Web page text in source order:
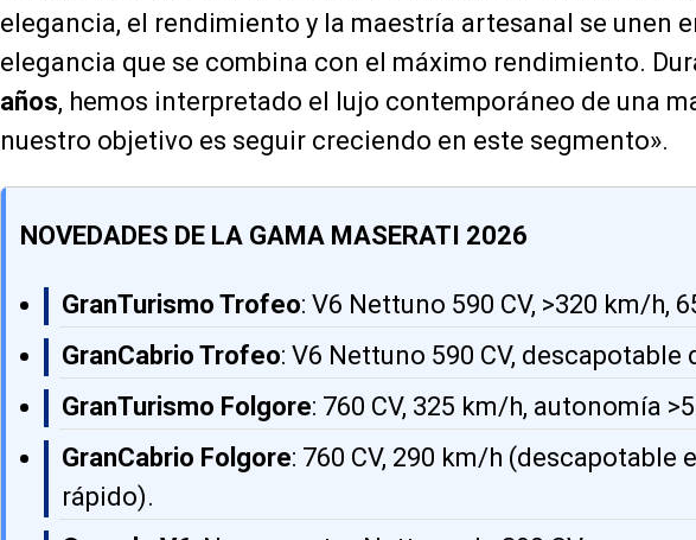
elegancia, el rendimiento y la maestría artesanal se unen
elegancia que se combina con el máximo rendimiento.
años, hemos interpretado el lujo contemporáneo de una
nuestro objetivo es seguir creciendo en este segmento».
NOVEDADES DE LA GAMA MASERATI 2026
GranTurismo Trofeo: V6 Nettuno 590 CV, >320 km/h,
GranCabrio Trofeo: V6 Nettuno 590 CV, descapotable
GranTurismo Folgore: 760 CV, 325 km/h, autonomía
GranCabrio Folgore: 760 CV, 290 km/h (descapotable
rápido).